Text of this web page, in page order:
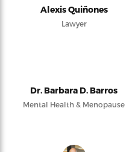
Alexis Quiñones
Lawyer
Dr. Barbara D. Barros
Mental Health & Menopause